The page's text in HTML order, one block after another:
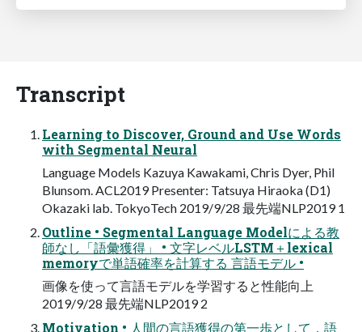
Transcript
Learning to Discover, Ground and Use Words
with Segmental Neural
Language Models Kazuya Kawakami, Chris Dyer, Phil
Blunsom. ACL2019 Presenter: Tatsuya Hiraoka (D1)
Okazaki lab. TokyoTech 2019/9/28 最先端NLP2019 1
Outline • Segmental Language Modelによる教
師なし「語彙獲得」 • ⽂字レベルLSTM＋lexical
memoryで単語確率を計算する ⾔語モデル •
画像を使って⾔語モデルを学習すると性能向上
2019/9/28 最先端NLP2019 2
Motivation • ⼈間の⾔語獲得の第⼀歩として，語